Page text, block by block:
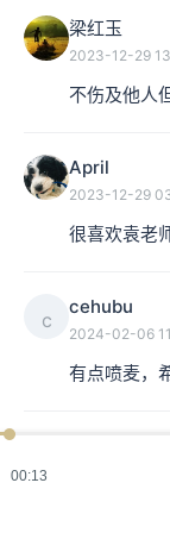
00:15
梁红玉
2023-12-29
不伤及他人
April
2023-12-29
很喜欢袁老
c
cehubu
2024-02-06
有点喷麦，
2023-12-29
袁老师的